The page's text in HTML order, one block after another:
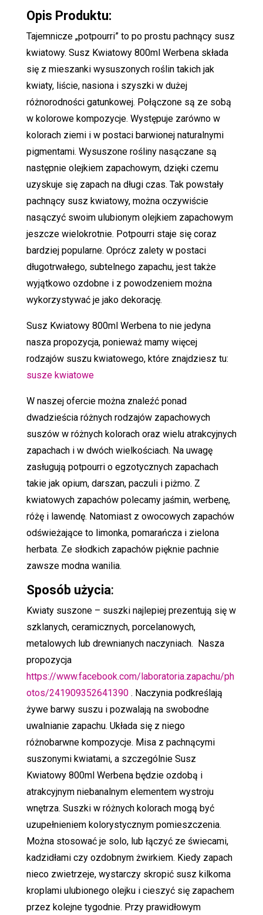
Opis Produktu:
Tajemnicze „potpourri” to po prostu pachnący susz
kwiatowy. Susz Kwiatowy 800ml Werbena składa
się z mieszanki wysuszonych roślin takich jak
kwiaty, liście, nasiona i szyszki w dużej
różnorodności gatunkowej. Połączone są ze sobą
w kolorowe kompozycje. Występuje zarówno w
kolorach ziemi i w postaci barwionej naturalnymi
pigmentami. Wysuszone rośliny nasączane są
następnie olejkiem zapachowym, dzięki czemu
uzyskuje się zapach na długi czas. Tak powstały
pachnący susz kwiatowy, można oczywiście
nasączyć swoim ulubionym olejkiem zapachowym
jeszcze wielokrotnie. Potpourri staje się coraz
bardziej popularne. Oprócz zalety w postaci
długotrwałego, subtelnego zapachu, jest także
wyjątkowo ozdobne i z powodzeniem można
wykorzystywać je jako dekorację.
Susz Kwiatowy 800ml Werbena to nie jedyna
nasza propozycja, ponieważ mamy więcej
rodzajów suszu kwiatowego, które znajdziesz tu:
susze kwiatowe
W naszej ofercie można znaleźć ponad
dwadzieścia różnych rodzajów zapachowych
suszów w różnych kolorach oraz wielu atrakcyjnych
zapachach i w dwóch wielkościach. Na uwagę
zasługują potpourri o egzotycznych zapachach
takie jak opium, darszan, paczuli i piżmo. Z
kwiatowych zapachów polecamy jaśmin, werbenę,
różę i lawendę. Natomiast z owocowych zapachów
odświeżające to limonka, pomarańcza i zielona
herbata. Ze słodkich zapachów pięknie pachnie
zawsze modna wanilia.
Sposób użycia:
Kwiaty suszone – suszki najlepiej prezentują się w
szklanych, ceramicznych, porcelanowych,
metalowych lub drewnianych naczyniach. Nasza
propozycja
https://www.facebook.com/laboratoria.zapachu/ph
otos/241909352641390. Naczynia podkreślają
żywe barwy suszu i pozwalają na swobodne
uwalnianie zapachu. Układa się z niego
różnobarwne kompozycje. Misa z pachnącymi
suszonymi kwiatami, a szczególnie Susz
Kwiatowy 800ml Werbena będzie ozdobą i
atrakcyjnym niebanalnym elementem wystroju
wnętrza. Suszki w różnych kolorach mogą być
uzupełnieniem kolorystycznym pomieszczenia.
Można stosować je solo, lub łączyć ze świecami,
kadzidłami czy ozdobnym żwirkiem. Kiedy zapach
nieco zwietrzeje, wystarczy skropić susz kilkoma
kroplami ulubionego olejku i cieszyć się zapachem
przez kolejne tygodnie. Przy prawidłowym